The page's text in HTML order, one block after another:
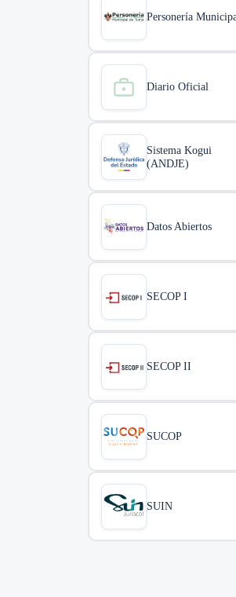
Personería
Diario Oficial
Sistema Kogui
(ANDJE)
Datos Abiertos
SECOP I
SECOP II
SUCOP
SUIN